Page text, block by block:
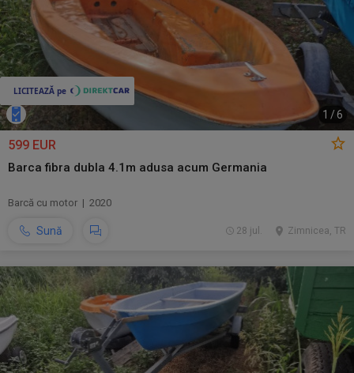
1 /6
599 EUR
Barca fibra dubla 4.1m adusa acum Germania
Barcă cu motor | 2020
Sună Zimnicea, TR
28 jul.